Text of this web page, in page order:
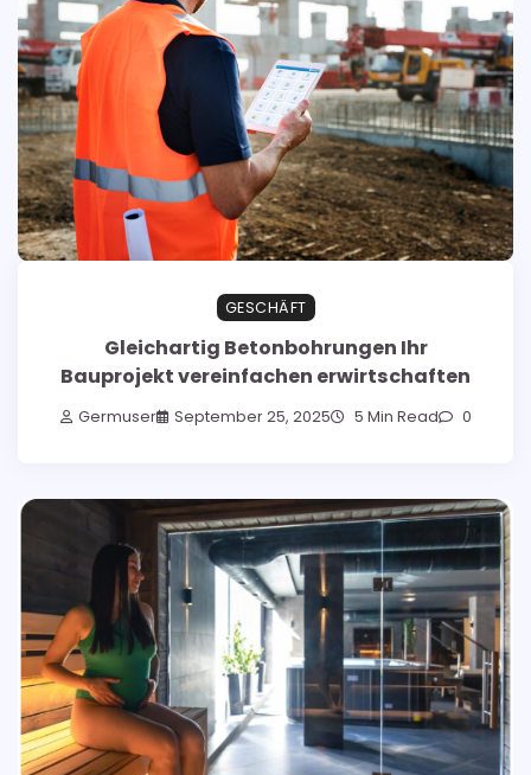
GESCHÄFT
Gleichartig Betonbohrungen Ihr
Bauprojekt vereinfachen erwirtschaften
Germuser September 25, 2025 5 Min Read 0